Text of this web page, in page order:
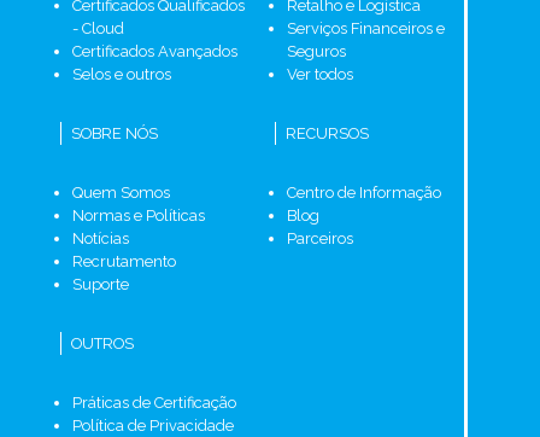
Certificados Qualificados
- Cloud
Certificados Avançados
Selos e outros
Retalho e Logística
Serviços Financeiros e
Seguros
Ver todos
SOBRE NÓS
Quem Somos
Normas e Políticas
Notícias
Recrutamento
Suporte
RECURSOS
Centro de Informação
Blog
Parceiros
OUTROS
Práticas de Certificação
Política de Privacidade